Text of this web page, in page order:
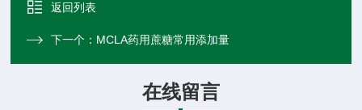
返回列表
下一个： MCLA药用蔗糖常用添加量
在线留言